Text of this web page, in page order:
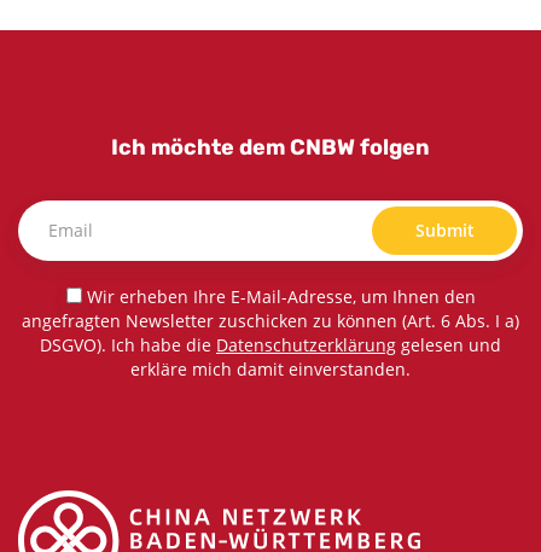
Ich möchte dem CNBW folgen
Submit
Wir erheben Ihre E-Mail-Adresse, um Ihnen den
angefragten Newsletter zuschicken zu können (Art. 6 Abs. I a)
DSGVO). Ich habe die Datenschutzerklärung gelesen und
erkläre mich damit einverstanden.